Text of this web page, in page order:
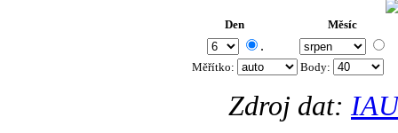
Den Měsíc
.
Měřítko: Body:
Zdroj dat: